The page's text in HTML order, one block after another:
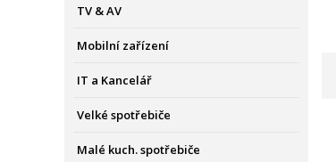
TV & AV
Mobilní zařízení
IT a Kancelář
Velké spotřebiče
Malé kuch. spotřebiče